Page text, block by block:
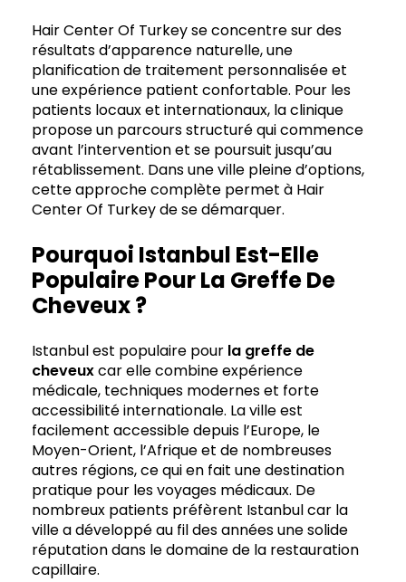
Hair Center Of Turkey se concentre sur des
résultats d’apparence naturelle, une
planification de traitement personnalisée et
une expérience patient confortable. Pour les
patients locaux et internationaux, la clinique
propose un parcours structuré qui commence
avant l’intervention et se poursuit jusqu’au
rétablissement. Dans une ville pleine d’options,
cette approche complète permet à Hair
Center Of Turkey de se démarquer.
Pourquoi Istanbul Est-Elle
Populaire Pour La Greffe De
Cheveux ?
Istanbul est populaire pour la greffe de
cheveuxcar elle combine expérience
médicale, techniques modernes et forte
accessibilité internationale. La ville est
facilement accessible depuis l’Europe, le
Moyen-Orient, l’Afrique et de nombreuses
autres régions, ce qui en fait une destination
pratique pour les voyages médicaux. De
nombreux patients préfèrent Istanbul car la
ville a développé au fil des années une solide
réputation dans le domaine de la restauration
capillaire.